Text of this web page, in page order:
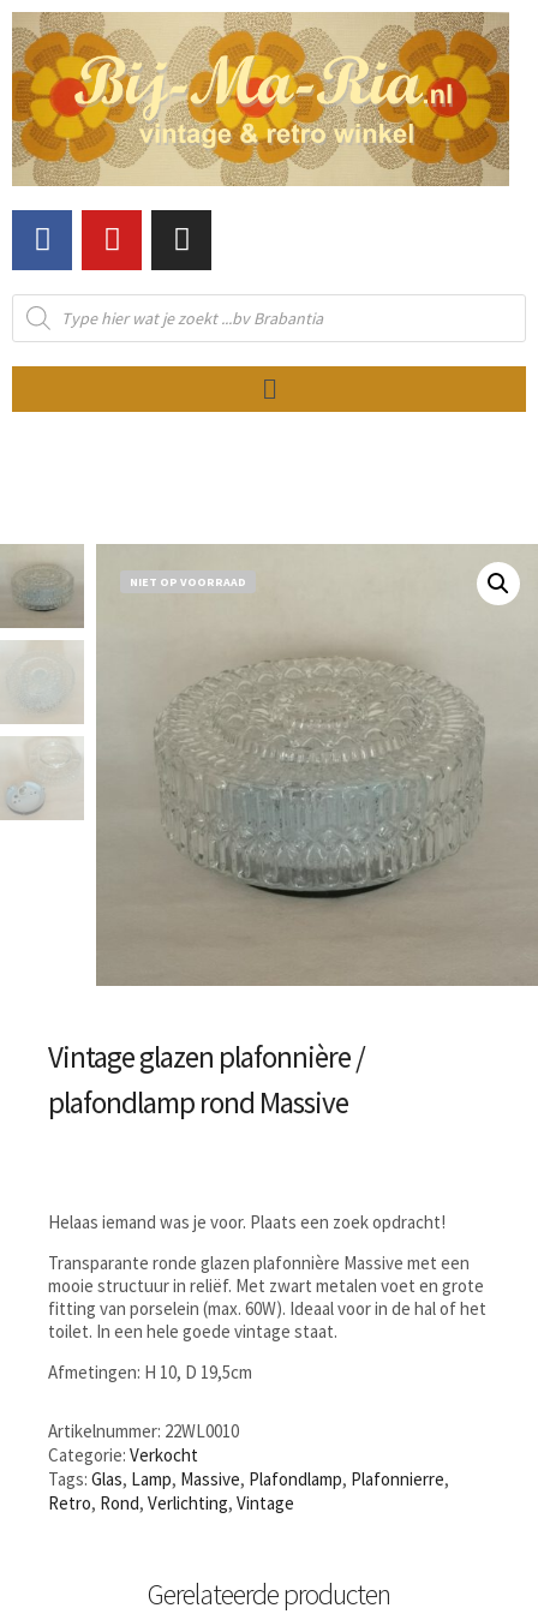
NIET OP VOORRAAD
Vintage glazen plafonnière /
plafondlamp rond Massive
Helaas iemand was je voor. Plaats een zoek opdracht!
Transparante ronde glazen plafonnière Massive met een
mooie structuur in reliëf. Met zwart metalen voet en grote
fitting van porselein (max. 60W). Ideaal voor in de hal of het
toilet. In een hele goede vintage staat.
Afmetingen: H 10, D 19,5cm
Artikelnummer: 22WL0010
Categorie: Verkocht
Tags: Glas, Lamp, Massive, Plafondlamp, Plafonnierre,
Retro, Rond, Verlichting, Vintage
Gerelateerde producten